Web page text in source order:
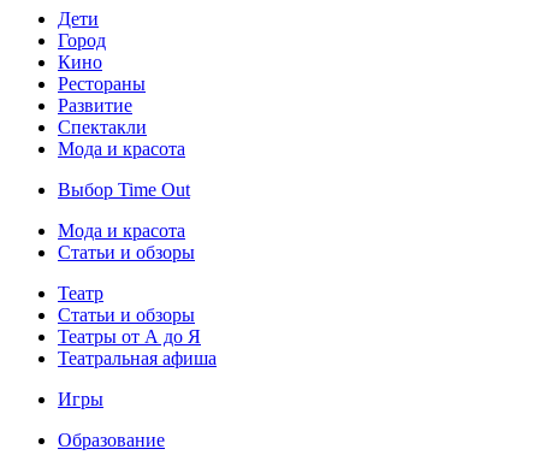
Дети
Город
Кино
Рестораны
Развитие
Спектакли
Мода и красота
Выбор Time Out
Мода и красота
Статьи и обзоры
Театр
Статьи и обзоры
Театры от А до Я
Театральная афиша
Игры
Образование